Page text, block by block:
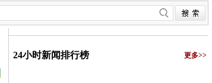
24小时新闻排行榜 更多>>